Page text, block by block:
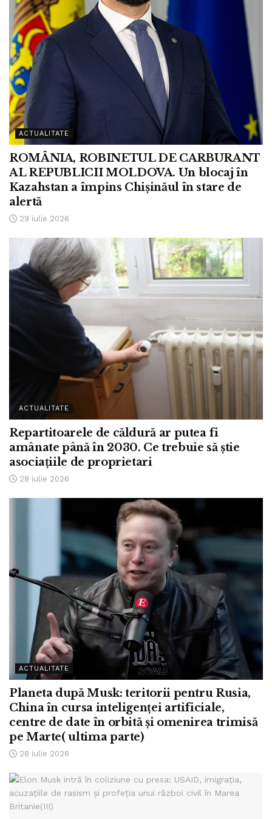
ACTUALITATE
ROMÂNIA, ROBINETUL DE CARBURANT
AL REPUBLICII MOLDOVA. Un blocaj în
Kazahstan a împins Chișinăul în stare de
alertă
29 iulie 2026
ACTUALITATE
Repartitoarele de căldură ar putea fi
amânate până în 2030. Ce trebuie să știe
asociațiile de proprietari
28 iulie 2026
ACTUALITATE
Planeta după Musk: teritorii pentru Rusia,
China în cursa inteligenței artificiale,
centre de date în orbită și omenirea trimisă
pe Marte( ultima parte)
28 iulie 2026